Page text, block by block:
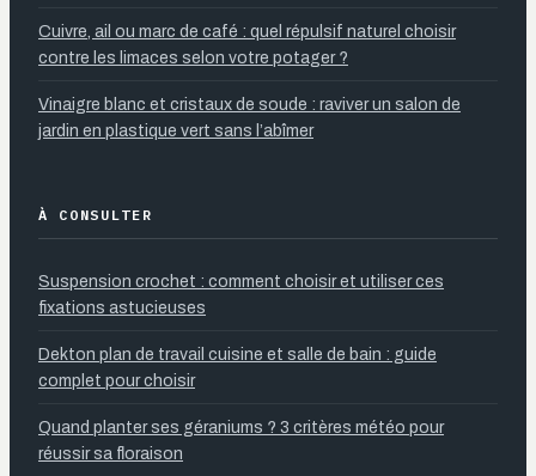
Cuivre, ail ou marc de café : quel répulsif naturel choisir
contre les limaces selon votre potager ?
Vinaigre blanc et cristaux de soude : raviver un salon de
jardin en plastique vert sans l’abîmer
À CONSULTER
Suspension crochet : comment choisir et utiliser ces
fixations astucieuses
Dekton plan de travail cuisine et salle de bain : guide
complet pour choisir
Quand planter ses géraniums ? 3 critères météo pour
réussir sa floraison